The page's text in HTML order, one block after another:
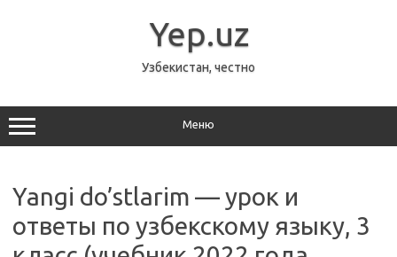
Yep.uz
Узбекистан, честно
Меню
Yangi do’stlarim — урок и
ответы по узбекскому языку, 3